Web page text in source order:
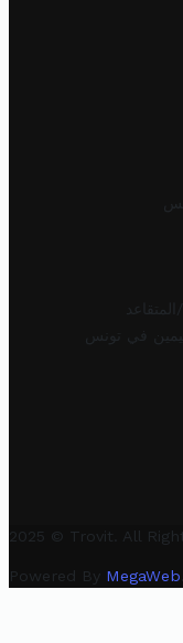
في تونس
2025 © Trovit. All
Powered By MegaWeb